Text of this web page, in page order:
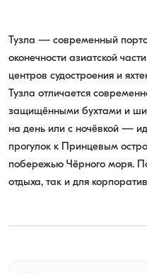
Тузла — современный
оконечности азиатской
центров судостроения и
Тузла отличается
защищёнными бухтами и
на день или с ночёвкой —
прогулок к Принцевым
побережью Чёрного моря.
отдыха, так и для